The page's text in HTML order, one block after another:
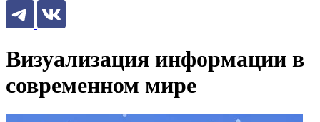
Визуализация информации в
современном мире